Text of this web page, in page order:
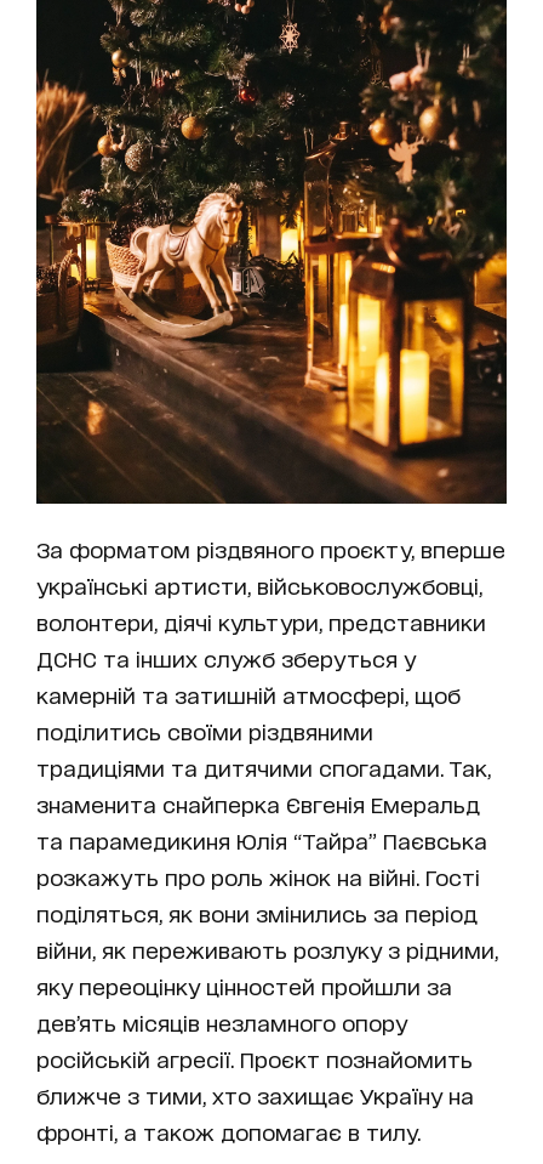
За форматом різдвяного проєкту, вперше
українські артисти, військовослужбовці,
волонтери, діячі культури, представники
ДСНС та інших служб зберуться у
камерній та затишній атмосфері, щоб
поділитись своїми різдвяними
традиціями та дитячими спогадами. Так,
знаменита снайперка Євгенія Емеральд
та парамедикиня Юлія “Тайра” Паєвська
розкажуть про роль жінок на війні. Гості
поділяться, як вони змінились за період
війни, як переживають розлуку з рідними,
яку переоцінку цінностей пройшли за
дев’ять місяців незламного опору
російській агресії. Проєкт познайомить
ближче з тими, хто захищає Україну на
фронті, а також допомагає в тилу.